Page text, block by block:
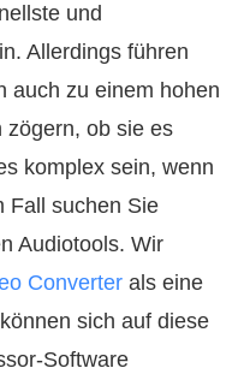
und
Allerdings führen
auch zu einem hohen
zögern, ob sie es
komplex sein, wenn
Fall suchen Sie
Audiotools. Wir
Converter als eine
sich auf diese
Software